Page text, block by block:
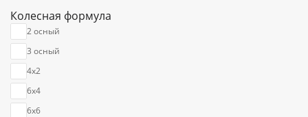
Колесная формула
2 осный
3 осный
4х2
6х4
6х6